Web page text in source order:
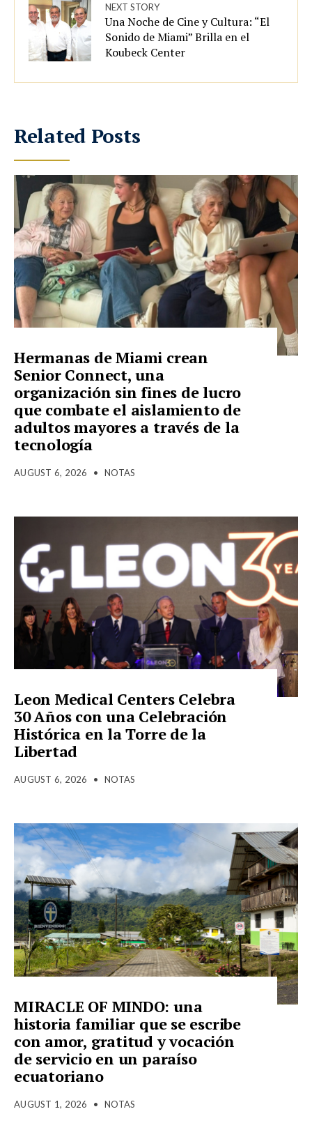
NEXT STORY
Una Noche de Cine y Cultura: “El
Sonido de Miami” Brilla en el
Koubeck Center
Related Posts
Hermanas de Miami crean
Senior Connect, una
organización sin fines de lucro
que combate el aislamiento de
adultos mayores a través de la
tecnología
AUGUST 6, 2026 • NOTAS
Leon Medical Centers Celebra
30 Años con una Celebración
Histórica en la Torre de la
Libertad
AUGUST 6, 2026 • NOTAS
MIRACLE OF MINDO: una
historia familiar que se escribe
con amor, gratitud y vocación
de servicio en un paraíso
ecuatoriano
AUGUST 1, 2026 • NOTAS